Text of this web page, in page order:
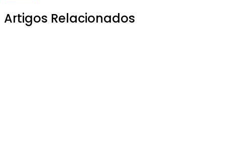
Artigos Relacionados